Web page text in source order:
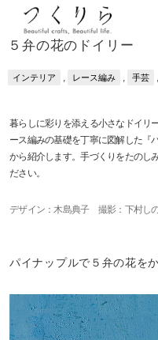
５弁の花のドイリー
インテリア , レース編み , 手芸 ,
暮らしに彩りを添える小さなドイリ
ース編みの基礎を丁寧に図解した『
から紹介します。手づくりをたのし
ださい。
デザイン：木島典子 撮影：下村し
パイナップルで５弁の花を